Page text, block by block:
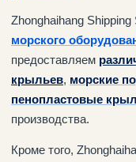
Zhonghaihang Shipping
морского
предоставляем
крыльев, морские
пенопластовые
производства.
Кроме того,